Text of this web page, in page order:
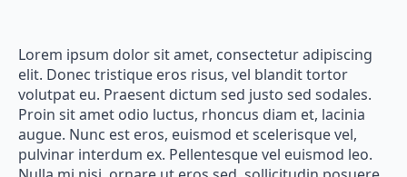
Lorem ipsum dolor sit amet, consectetur adipiscing
elit. Donec tristique eros risus, vel blandit tortor
volutpat eu. Praesent dictum sed justo sed sodales.
Proin sit amet odio luctus, rhoncus diam et, lacinia
augue. Nunc est eros, euismod et scelerisque vel,
pulvinar interdum ex. Pellentesque vel euismod leo.